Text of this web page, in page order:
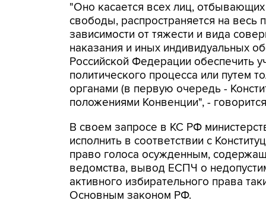
"Оно касается всех лиц,
свободы, распространяется на весь
зависимости от тяжести и вида
наказания и иных индивидуальных
Российской Федерации обеспечить
политического процесса или путем
органами (в первую очередь -
положениями Конвенции", -
В своем запросе в КС РФ
исполнить в соответствии с
право голоса осужденным,
ведомства, вывод ЕСПЧ о
активного избирательного права
Основным законом РФ.